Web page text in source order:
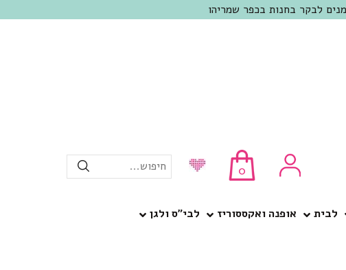
0 חיפוש...
לבית אופנה ואקססוריז
לבי”ס ולגן